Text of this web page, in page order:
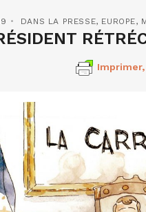
DANS LA PRESSE, EUROPE,